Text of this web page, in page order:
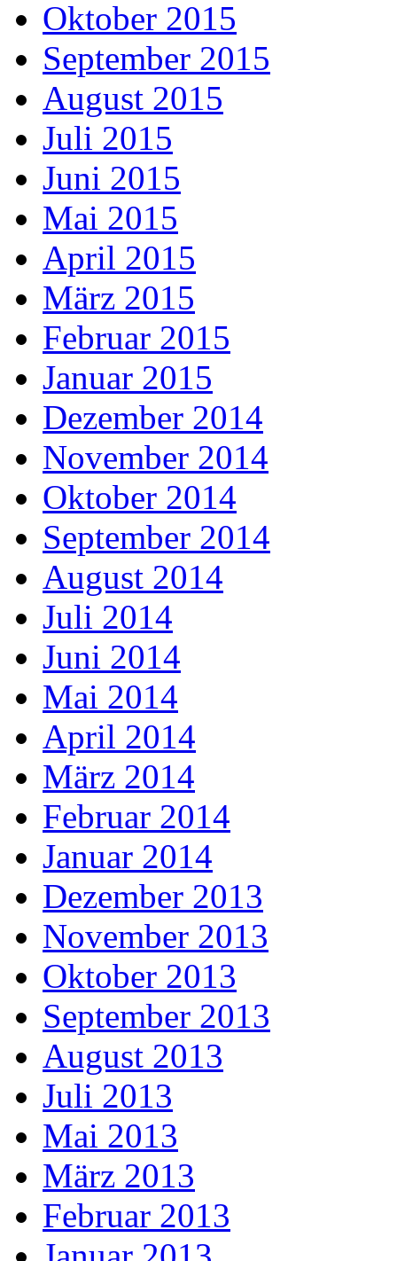
Oktober 2015
September 2015
August 2015
Juli 2015
Juni 2015
Mai 2015
April 2015
März 2015
Februar 2015
Januar 2015
Dezember 2014
November 2014
Oktober 2014
September 2014
August 2014
Juli 2014
Juni 2014
Mai 2014
April 2014
März 2014
Februar 2014
Januar 2014
Dezember 2013
November 2013
Oktober 2013
September 2013
August 2013
Juli 2013
Mai 2013
März 2013
Februar 2013